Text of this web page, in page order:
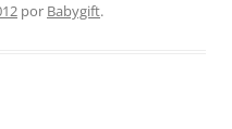
por Babygift.